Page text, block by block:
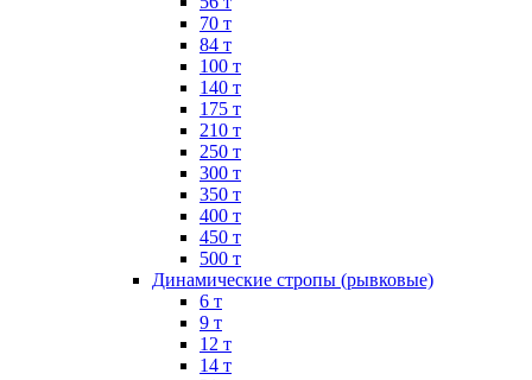
70 т
84 т
100 т
140 т
175 т
210 т
250 т
300 т
350 т
400 т
450 т
500 т
Динамические стропы (рывковые)
6 т
9 т
12 т
14 т